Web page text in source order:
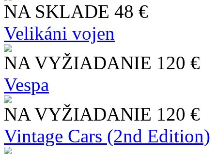
NA SKLADE 48 €
Velikáni vojen
NA VYŽIADANIE 120 €
Vespa
NA VYŽIADANIE 120 €
Vintage Cars (2nd Edition)